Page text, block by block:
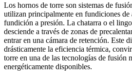
Los hornos de torre son sistemas de
utilizan principalmente en fundiciones
fundición a presión. La chatarra o el
desciende a través de zonas de
entrar en una cámara de retención. Este
drásticamente la eficiencia térmica,
torre en una de las tecnologías de fusión
energéticamente disponibles.